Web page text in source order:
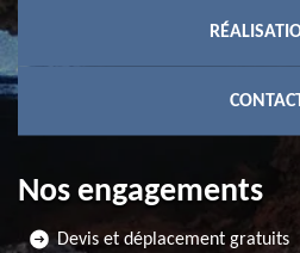
Nos engagements
Devis et déplacement gratuits